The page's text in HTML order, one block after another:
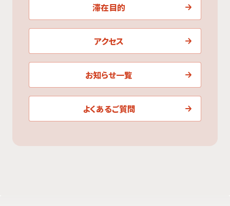
滞在目的
アクセス
お知らせ一覧
よくあるご質問